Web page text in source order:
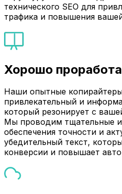
технического SEO для
трафика и повышения
Хорошо
Наши опытные
привлекательный и
который резонирует с
Мы проводим тщательные
обеспечения точности и
убедительный текст,
конверсии и повышает